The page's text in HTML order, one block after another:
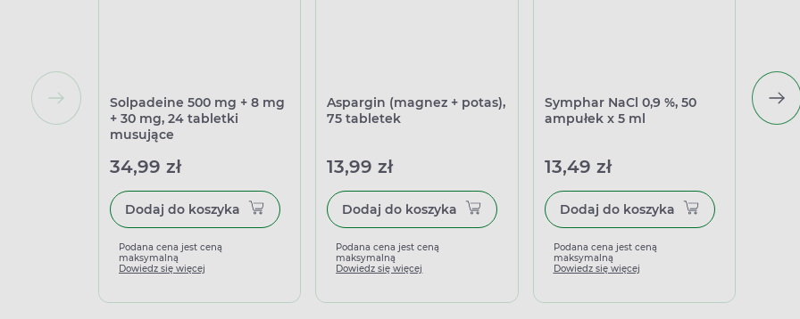
Solpadeine 500 mg + 8 mg
+ 30 mg, 24 tabletki
musujące
34,99 zł
Dodaj do koszyka
Podana cena jest ceną
maksymalną
Dowiedz się więcej
Aspargin (magnez + potas),
75 tabletek
13,99 zł
Dodaj do koszyka
Podana cena jest ceną
maksymalną
Dowiedz się więcej
Symphar NaCl 0,9 %, 50
ampułek x 5 ml
13,49 zł
Dodaj do koszyka
Podana cena jest ceną
maksymalną
Dowiedz się więcej